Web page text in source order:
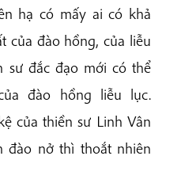
hạ có mấy ai có khả
của đào hồng, của liễu
sư đắc đạo mới có thể
đào hồng liễu lục.
của thiền sư Linh Vân
đào nở thì thoắt nhiên